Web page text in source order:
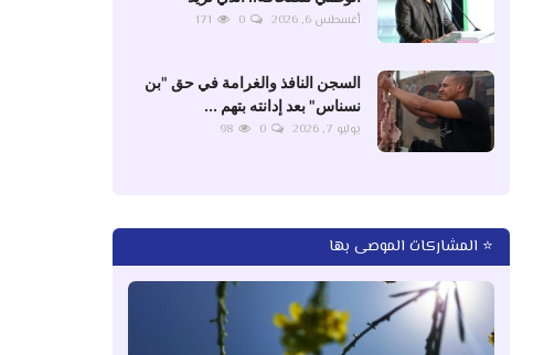
أغسطس 6, 2026
0
171
السجن النافذ والغرامة في حق "بن
نسناس" بعد إدانته بتهم ...
يوليو 7, 2026
0
98
⭐ المشاركات الموصى بها